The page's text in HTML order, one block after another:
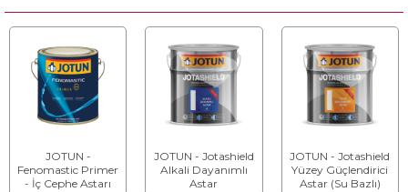
JOTUN -
Fenomastic Primer
- İç Cephe Astarı
JOTUN - Jotashield
Alkali Dayanımlı
Astar
JOTUN - Jotashield
Yüzey Güçlendirici
Astar (Su Bazlı)